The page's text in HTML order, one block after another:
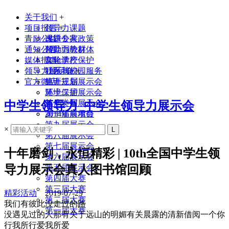
关于我们 +
领导力课题
课题专家
领导力教材
实验学校
联系我们
项目报告 +
改进公共政策
帮助弱势群体
文化遗产保护
社区与校园服务
生涯规划
环境保护
其他类型
2014年前项目
青励公益
通知公告
媒体报道
领导力展示会 +
第十三届展示会
第十二届展示会
第十一届展示会
第十届展示会
第九届展示会
第八届展示会
第七届展示会
第六届展示会
第五届展示会
第四届大赛
第三届大赛
第二届大赛
第一届大赛
官方微店
中学生领导力_中学生领导力展示会
×
十年磨剑，永恒精彩 | 10th全国中学生领
导力展示会真人图书馆回顾
精彩活动2019-07-29
我们有彼此没走过的路
没遇见过的人那有关于远山的明媚有关晨露的清新借阅一个你
行我所行爱我所爱